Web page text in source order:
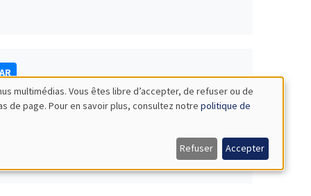
multimédias. Vous êtes libre d’accepter, de refuser ou de
de page. Pour en savoir plus, consultez notre politique de
Refuser Accepter